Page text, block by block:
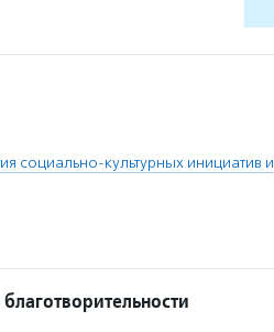
социально-культурных инициатив и